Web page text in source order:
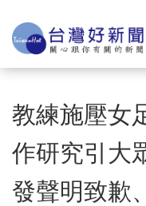
教練施壓女
作研究引大
發聲明致歉